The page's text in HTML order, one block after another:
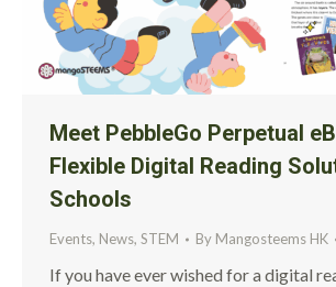
Meet PebbleGo Perpetual
Flexible Digital Reading
Schools
Events, News, STEM By Mangosteems HK
If you have ever wished for a digital